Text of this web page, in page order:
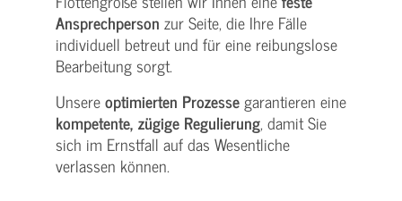
Ansprechperson zur Seite, die Ihre Fälle
individuell betreut und für eine reibungslose
Bearbeitung sorgt.
Unsereoptimierten Prozessegarantieren eine
kompetente, zügige Regulierung, damit Sie
sich im Ernstfall auf das Wesentliche
verlassen können.